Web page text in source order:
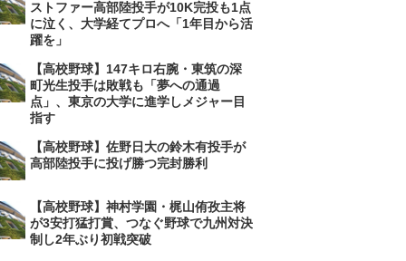
ストファー高部陸投手が10K完投も1点
に泣く、大学経てプロへ「1年目から活
躍を」
【高校野球】147キロ右腕・東筑の深
町光生投手は敗戦も「夢への通過
点」、東京の大学に進学しメジャー目
指す
【高校野球】佐野日大の鈴木有投手が
高部陸投手に投げ勝つ完封勝利
【高校野球】神村学園・梶山侑孜主将
が3安打猛打賞、つなぐ野球で九州対決
制し2年ぶり初戦突破